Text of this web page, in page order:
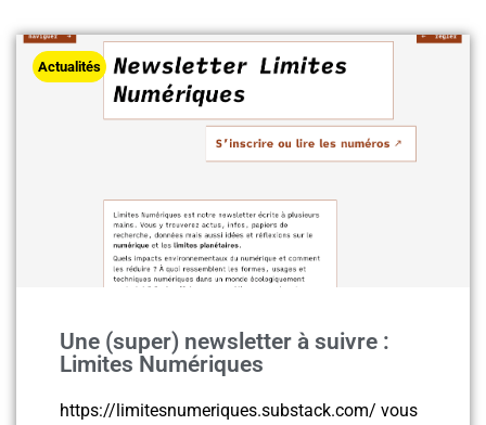
Actualités
Une (super) newsletter à suivre :
Limites Numériques
https://limitesnumeriques.substack.com/ vous